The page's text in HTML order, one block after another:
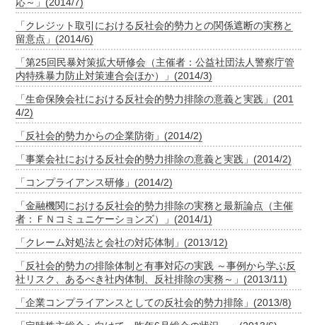
「クレジット取引における反社会的勢力との関係遮断の実務と
留意点」(2014/6)
「第25回民暴対策拡大研修会（主催者：公益社団法人警察庁管
内特殊暴力防止対策連合会ほか）」(2014/3)
「生命保険会社における反社会的勢力排除の意義と実践」(201
4/2)
「反社会的勢力からの企業防衛」(2014/2)
「事業会社における反社会的勢力排除の意義と実践」(2014/2)
「コンプライアンス研修」(2014/2)
「金融機関における反社会的勢力排除の実務と最新論点（主催
者：ＦＮコミュニケーションズ）」(2014/1)
「クレーム対処法と会社の対応体制」(2013/12)
「反社会的勢力の排除体制と有事対応の実践 ～事例から学ぶ反
社リスク、あるべき社内体制、反社排除の実務～」(2013/11)
「企業コンプライアンスとしての反社会的勢力排除」(2013/8)